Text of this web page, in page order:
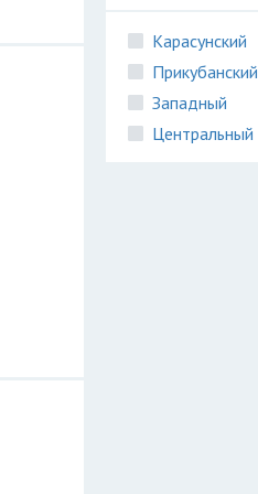
Карасунский
Прикубанский
Западный
Центральный